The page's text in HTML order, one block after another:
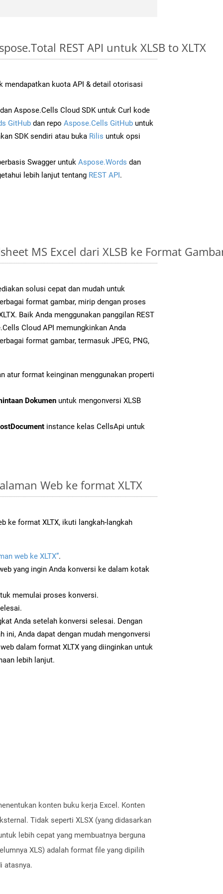
REST API untuk XLSB to XLTX
mendapatkan kuota API & detail otorisasi
Aspose.Cells Cloud SDK untuk Curl kode
GitHub dan repo Aspose.Cells GitHub untuk
SDK sendiri atau buka Rilis untuk opsi
Swagger untuk Aspose.Words dan
lebih lanjut tentang REST API.
MS Excel dari XLSB ke Format
solusi cepat dan mudah untuk
format gambar, mirip dengan proses
Baik Anda menggunakan panggilan REST
Cloud API memungkinkan Anda
format gambar, termasuk JPEG, PNG,
atur format keinginan menggunakan properti
Dokumen untuk mengonversi XLSB
instance kelas CellsApi untuk
Web ke format XLTX
ke format XLTX, ikuti langkah-langkah
web ke XLTX”.
yang ingin Anda konversi ke dalam kotak
memulai proses konversi.
Anda setelah konversi selesai. Dengan
ini, Anda dapat dengan mudah mengonversi
dalam format XLTX yang diinginkan untuk
lebih lanjut.
konten buku kerja Excel. Konten
Tidak seperti XLSX (yang didasarkan
lebih cepat yang membuatnya berguna
XLS) adalah format file yang dipilih
atasnya.